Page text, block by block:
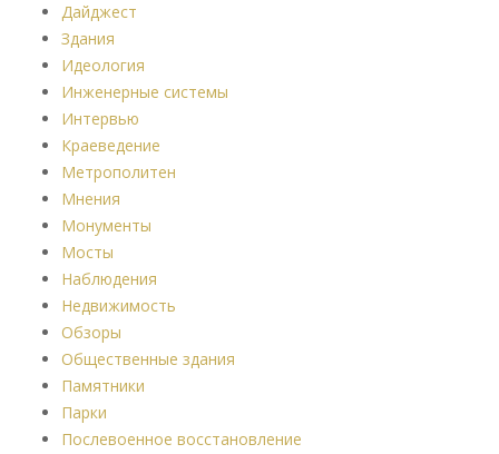
Дайджест
Здания
Идеология
Инженерные системы
Интервью
Краеведение
Метрополитен
Мнения
Монументы
Мосты
Наблюдения
Недвижимость
Обзоры
Общественные здания
Памятники
Парки
Послевоенное восстановление